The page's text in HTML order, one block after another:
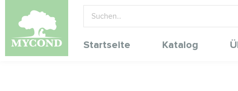
Startseite Katalog